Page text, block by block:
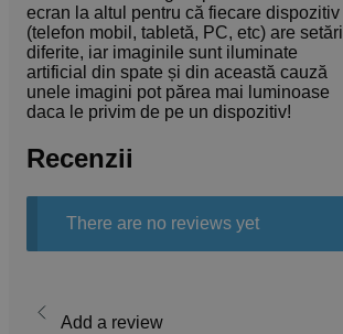
ecran la altul pentru că fiecare dispozitiv
(telefon mobil, tabletă, PC, etc) are setări
diferite, iar imaginile sunt iluminate
artificial din spate și din această cauză
unele imagini pot părea mai luminoase
daca le privim de pe un dispozitiv!
Recenzii
There are no reviews yet
Add a review